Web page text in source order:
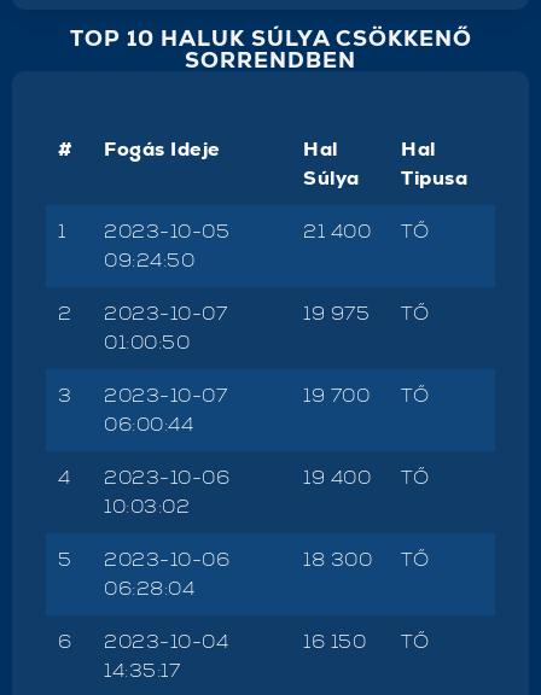
TOP 10 HALUK SÚLYA CSÖKKENŐ
SORRENDBEN
# Fogás Ideje
Hal
Súlya
Hal
Tipusa
1
2023-10-05
09:24:50
21 400 TŐ
2
2023-10-07
01:00:50
19 975 TŐ
3
2023-10-07
06:00:44
19 700 TŐ
4
2023-10-06
10:03:02
19 400 TŐ
5
2023-10-06
06:28:04
18 300 TŐ
6
2023-10-04
14:35:17
16 150 TŐ